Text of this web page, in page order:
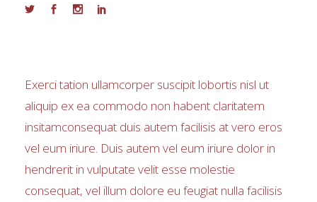
Exerci tation ullamcorper suscipit lobortis nisl ut
aliquip ex ea commodo non habent claritatem
insitamconsequat duis autem facilisis at vero eros
vel eum iriure. Duis autem vel eum iriure dolor in
hendrerit in vulputate velit esse molestie
consequat, vel illum dolore eu feugiat nulla facilisis